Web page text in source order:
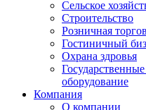
Сельское
Строительство
Розничная
Гостиничный
Охрана здровья
оборудование
Компания
О компании